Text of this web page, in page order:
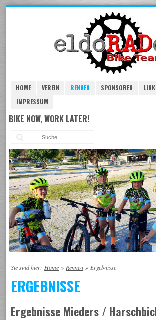
HOME VEREIN RENNEN SPONSOREN
IMPRESSUM
BIKE NOW, WORK LATER!
Sie sind hier: Home » Rennen » Ergebnisse
ERGEBNISSE
Ergebnisse Mieders /